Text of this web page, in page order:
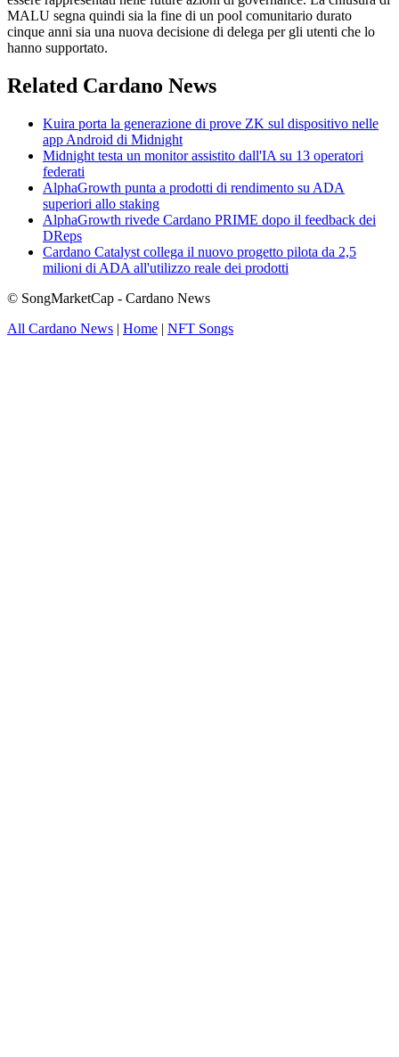
MALU segna quindi sia la fine di un pool comunitario durato
cinque anni sia una nuova decisione di delega per gli utenti che lo
hanno supportato.
Related Cardano News
Kuira porta la generazione di prove ZK sul dispositivo nelle
app Android di Midnight
Midnight testa un monitor assistito dall'IA su 13 operatori
federati
AlphaGrowth punta a prodotti di rendimento su ADA
superiori allo staking
AlphaGrowth rivede Cardano PRIME dopo il feedback dei
DReps
Cardano Catalyst collega il nuovo progetto pilota da 2,5
milioni di ADA all'utilizzo reale dei prodotti
© SongMarketCap - Cardano News
All Cardano News | Home | NFT Songs